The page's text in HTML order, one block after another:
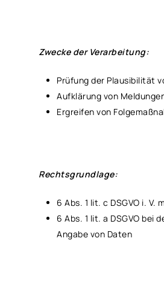
Zwecke der Verarbeitung:
Prüfung der Plausibilität
Aufklärung von
Ergreifen von
Rechtsgrundlage:
6 Abs. 1 lit. c DSGVO i. V.
6 Abs. 1 lit. a DSGVO bei
Angabe von Daten